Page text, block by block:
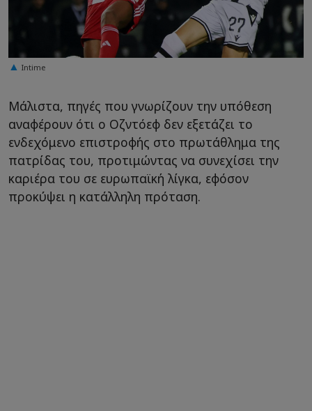
Intime
Μάλιστα, πηγές που γνωρίζουν την υπόθεση
αναφέρουν ότι ο Οζντόεφ δεν εξετάζει το
ενδεχόμενο επιστροφής στο πρωτάθλημα της
πατρίδας του, προτιμώντας να συνεχίσει την
καριέρα του σε ευρωπαϊκή λίγκα, εφόσον
προκύψει η κατάλληλη πρόταση.